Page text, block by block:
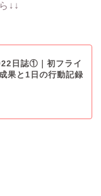
↓↓
日誌①｜初フライ
果と1日の行動記録